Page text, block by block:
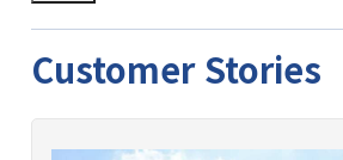
Customer Stories